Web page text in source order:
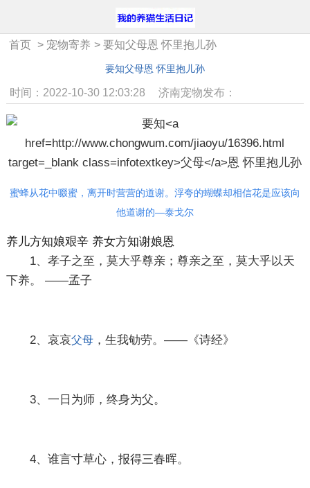
首页 > 宠物寄养 >要知父母恩 怀里抱儿孙
要知父母恩 怀里抱儿孙
时间：2022-10-30 12:03:28 济南宠物发布：
蜜蜂从花中啜蜜，离开时营营的道谢。浮夸的蝴蝶却相信花是应该向
他道谢的—泰戈尔
养儿方知娘艰辛 养女方知谢娘恩
1、孝子之至，莫大乎尊亲；尊亲之至，莫大乎以天
下养。 ——孟子
2、哀哀父母，生我劬劳。——《诗经》
3、一日为师，终身为父。
4、谁言寸草心，报得三春晖。